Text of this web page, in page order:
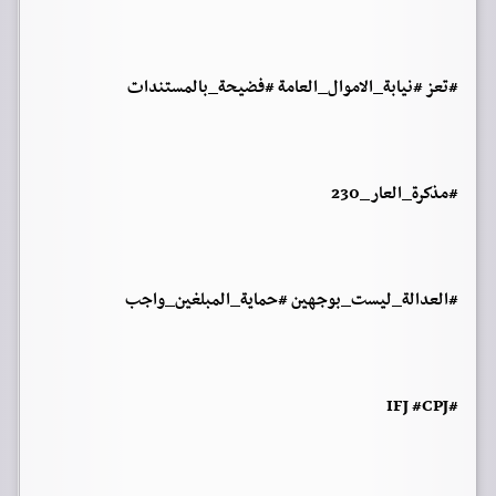
#تعز #نيابة_الاموال_العامة #فضيحة_بالمستندات
#مذكرة_العار_230
#العدالة_ليست_بوجهين #حماية_المبلغين_واجب
#IFJ #CPJ